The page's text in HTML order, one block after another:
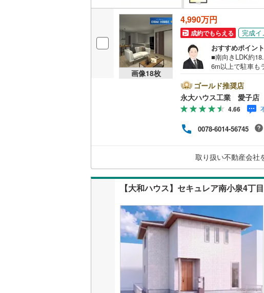
画像18枚
4,990万円
成約でもらえる
完成イ
おすすめポイント
■南向きLDK約
6m以上で駐車も
豊富な不動産知
っております。
総合し、お客様
せて頂きます。
し】【リフォ
になる住宅ロー
舗ではキッズ
内も可能ですの
ゴールド推奨店
永大ハウス工業 愛子店
4.66
0078-6014-56745
取り扱い不動産会社
【大和ハウス】セキュレア南小泉4丁
収納
ウォークインクロ
（
）
販売、価格、契約、入
即入居可能（0
オンライン対応
オンライン内見(相
オンライン対応とは